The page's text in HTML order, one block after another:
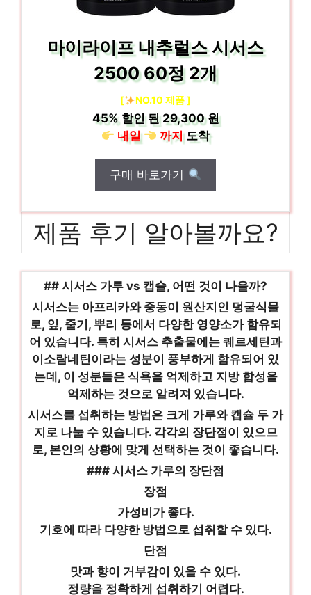
마이라이프 내추럴스 시서스
2500 60정 2개
[ NO.10 제품 ]
45%할인 된29,300 원
내일
까지도착
구매 바로가기
제품 후기 알아볼까요?
## 시서스 가루 vs 캡슐, 어떤 것이 나을까?
시서스는 아프리카와 중동이 원산지인 덩굴식물
로, 잎, 줄기, 뿌리 등에서 다양한 영양소가 함유되
어 있습니다. 특히 시서스 추출물에는 퀘르세틴과
이소람네틴이라는 성분이 풍부하게 함유되어 있
는데, 이 성분들은 식욕을 억제하고 지방 합성을
억제하는 것으로 알려져 있습니다.
시서스를 섭취하는 방법은 크게 가루와 캡슐 두 가
지로 나눌 수 있습니다. 각각의 장단점이 있으므
로, 본인의 상황에 맞게 선택하는 것이 좋습니다.
### 시서스 가루의 장단점
장점
가성비가 좋다.
기호에 따라 다양한 방법으로 섭취할 수 있다.
단점
맛과 향이 거부감이 있을 수 있다.
정량을 정확하게 섭취하기 어렵다.